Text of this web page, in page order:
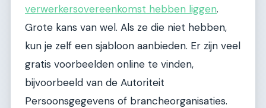
verwerkersovereenkomst hebben liggen.
Grote kans van wel. Als ze die niet hebben,
kun je zelf een sjabloon aanbieden. Er zijn veel
gratis voorbeelden online te vinden,
bijvoorbeeld van de Autoriteit
Persoonsgegevens of brancheorganisaties.